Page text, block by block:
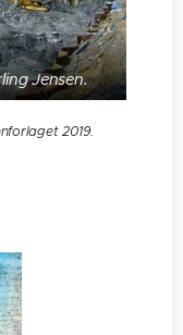
Jensen.
2019.